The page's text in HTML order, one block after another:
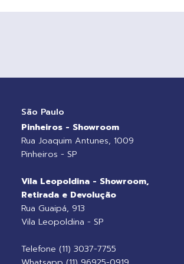
São Paulo
Pinheiros - Showroom
Rua Joaquim Antunes, 1009
Pinheiros - SP
Vila Leopoldina - Showroom,
Retirada e Devolução
Rua Guaipá, 913
Vila Leopoldina - SP
Telefone (11) 3037-7755